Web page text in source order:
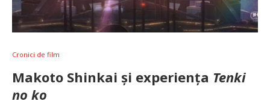
Cronici de film
Makoto Shinkai şi experienţa Tenki
no ko